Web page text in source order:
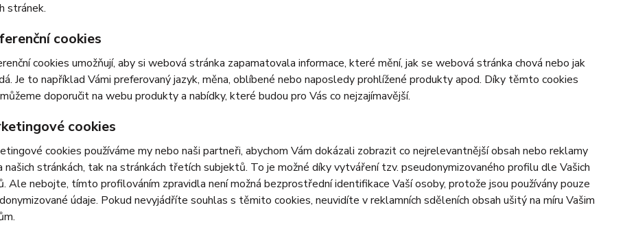
stránek.
cookies
cookies umožňují, aby si webová stránka zapamatovala informace, které mění, jak se webová stránka chová nebo jak
Je to například Vámi preferovaný jazyk, měna, oblíbené nebo naposledy prohlížené produkty apod. Díky těmto cookies
doporučit na webu produkty a nabídky, které budou pro Vás co nejzajímavější.
cookies
cookies používáme my nebo naši partneři, abychom Vám dokázali zobrazit co nejrelevantnější obsah nebo reklamy
našich stránkách, tak na stránkách třetích subjektů. To je možné díky vytváření tzv. pseudonymizovaného profilu dle Vašich
Ale nebojte, tímto profilováním zpravidla není možná bezprostřední identifikace Vaší osoby, protože jsou používány pouze
údaje. Pokud nevyjádříte souhlas s těmito cookies, neuvidíte v reklamních sděleních obsah ušitý na míru Vašim